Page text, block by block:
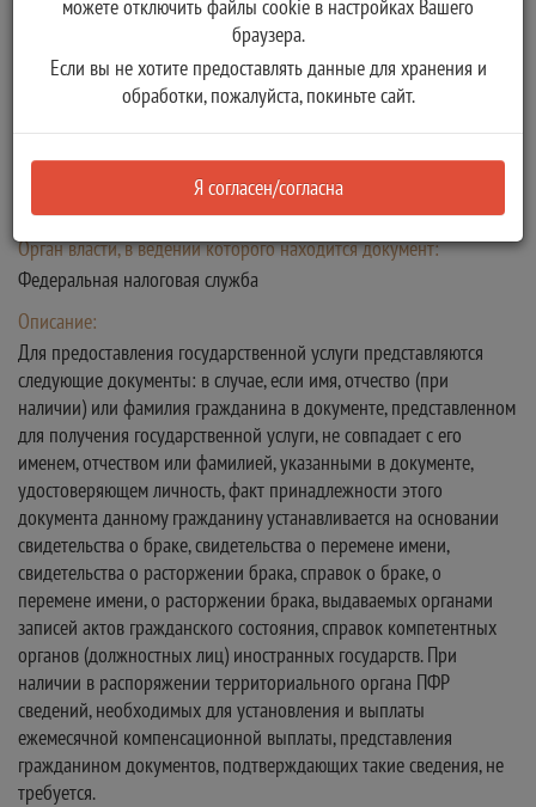
Способ получения документа:
Бумажный
Орган власти, в ведении которого находится документ:
Федеральная налоговая служба
Описание:
Для предоставления государственной услуги представляются
следующие документы: в случае, если имя, отчество (при
наличии) или фамилия гражданина в документе, представленном
для получения государственной услуги, не совпадает с его
именем, отчеством или фамилией, указанными в документе,
удостоверяющем личность, факт принадлежности этого
документа данному гражданину устанавливается на основании
свидетельства о браке, свидетельства о перемене имени,
свидетельства о расторжении брака, справок о браке, о
перемене имени, о расторжении брака, выдаваемых органами
записей актов гражданского состояния, справок компетентных
органов (должностных лиц) иностранных государств. При
наличии в распоряжении территориального органа ПФР
сведений, необходимых для установления и выплаты
ежемесячной компенсационной выплаты, представления
гражданином документов, подтверждающих такие сведения, не
требуется.
можете отключить файлы cookie в настройках Вашего
браузера.
Если вы не хотите предоставлять данные для хранения и
обработки, пожалуйста, покиньте сайт.
Я согласен/согласна